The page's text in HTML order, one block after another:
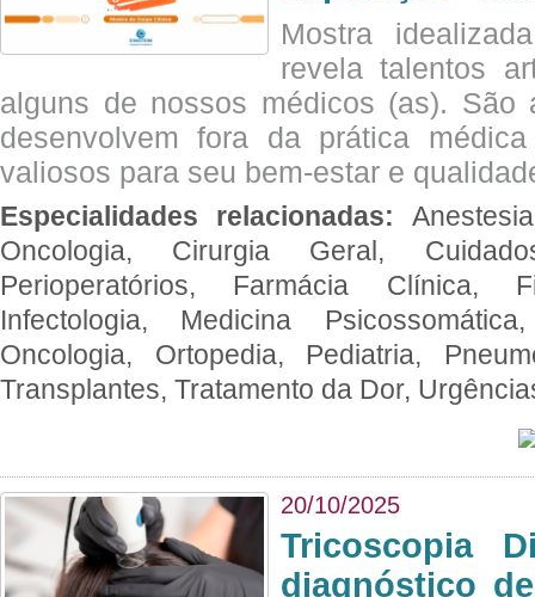
Mostra
revela talentos
alguns de nossos médicos (as). São
desenvolvem fora da prática
valiosos para seu bem-estar e
Especialidades relacionadas:
Oncologia, Cirurgia Geral,
Perioperatórios, Farmácia Clínica,
Infectologia, Medicina
Oncologia, Ortopedia, Pediatria,
Transplantes, Tratamento da Dor,
20/10/2025
Tricoscopia
diagnóstico